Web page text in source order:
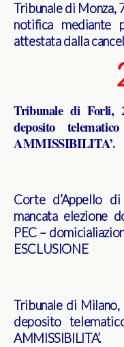
Tribunale di Monza,
notifica mediante
attestata dalla
Tribunale di Forli,
deposito
AMMISSIBILITA’.
Corte d’Appello
mancata elezione
PEC –
ESCLUSIONE
Tribunale di
deposito
AMMISSIBILITA’.